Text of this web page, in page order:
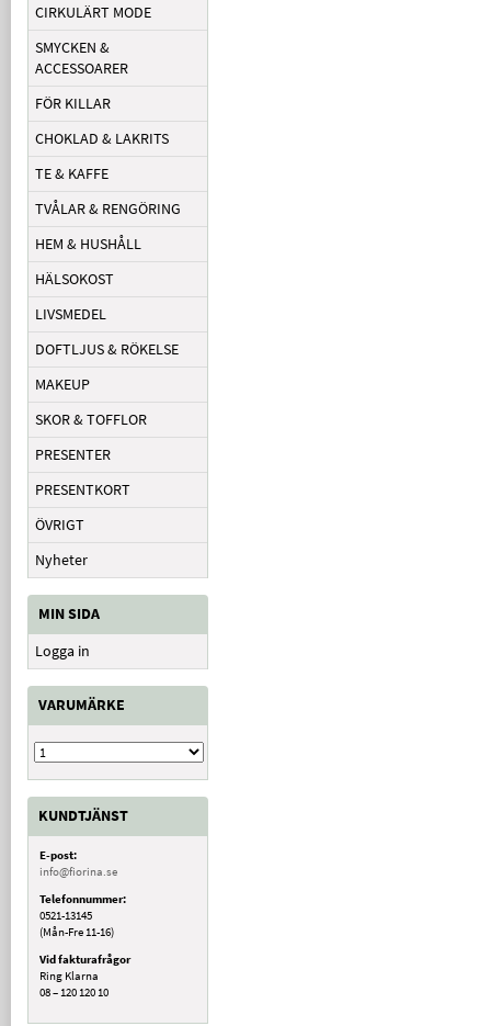
CIRKULÄRT MODE
SMYCKEN &
ACCESSOARER
FÖR KILLAR
CHOKLAD & LAKRITS
TE & KAFFE
TVÅLAR & RENGÖRING
HEM & HUSHÅLL
HÄLSOKOST
LIVSMEDEL
DOFTLJUS & RÖKELSE
MAKEUP
SKOR & TOFFLOR
PRESENTER
PRESENTKORT
ÖVRIGT
Nyheter
MIN SIDA
Logga in
VARUMÄRKE
KUNDTJÄNST
E-post:
info@fiorina.se
Telefonnummer:
0521-13145
(Mån-Fre 11-16)
Vid fakturafrågor
Ring Klarna
08 – 120 120 10